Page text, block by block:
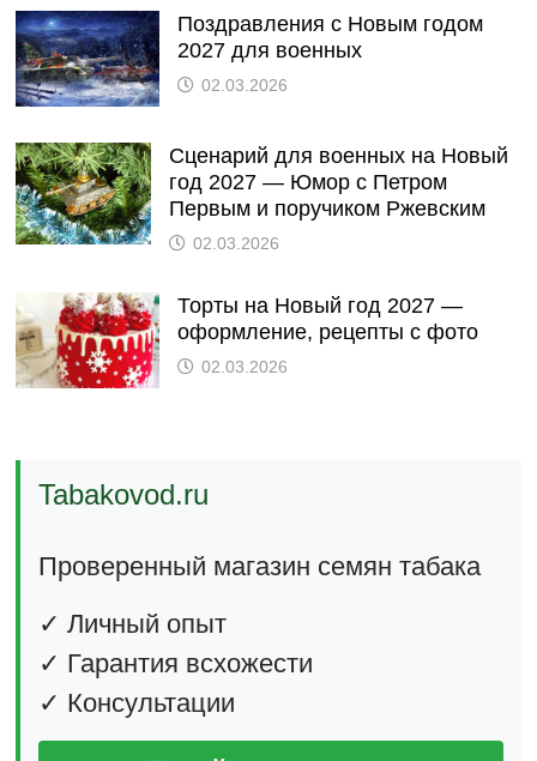
Поздравления с Новым годом
2027 для военных
02.03.2026
Сценарий для военных на Новый
год 2027 — Юмор с Петром
Первым и поручиком Ржевским
02.03.2026
Торты на Новый год 2027 —
оформление, рецепты с фото
02.03.2026
Tabakovod.ru
Проверенный магазин семян табака
✓ Личный опыт
✓ Гарантия всхожести
✓ Консультации